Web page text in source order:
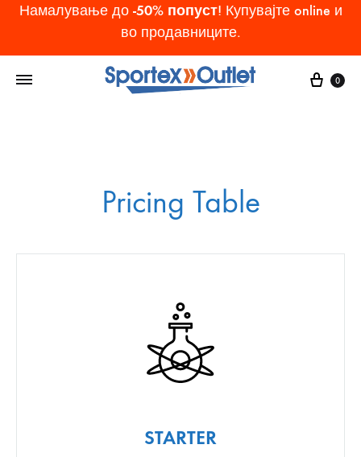
Намалување до -50% попуст! Купувајте online и
во продавниците.
Cart
0
Pricing Table
STARTER